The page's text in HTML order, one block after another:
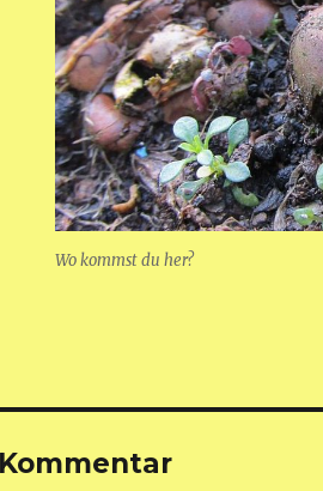
Wo kommst du her?